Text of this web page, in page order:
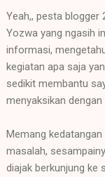
Yeah,, pesta blogger
Yozwa yang ngasih
informasi,
kegiatan apa saja
sedikit membantu
menyaksikan
Memang
masalah,
diajak berkunjung ke